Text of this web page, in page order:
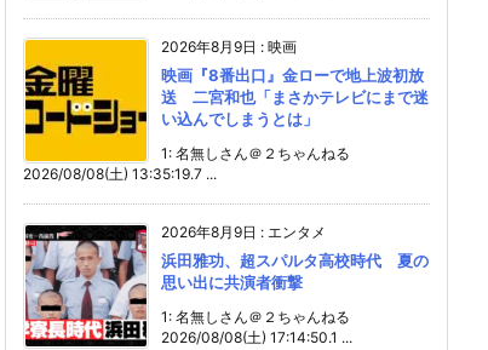
2026年8月9日 : 映画
映画『8番出口』金ローで地上波初放
送 二宮和也「まさかテレビにまで迷
い込んでしまうとは」
1: 名無しさん＠２ちゃんねる
2026/08/08(土) 13:35:19.7 ...
2026年8月9日 : エンタメ
浜田雅功、超スパルタ高校時代 夏の
思い出に共演者衝撃
1: 名無しさん＠２ちゃんねる
2026/08/08(土) 17:14:50.1 ...